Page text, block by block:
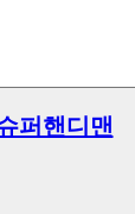
퍼핸디맨